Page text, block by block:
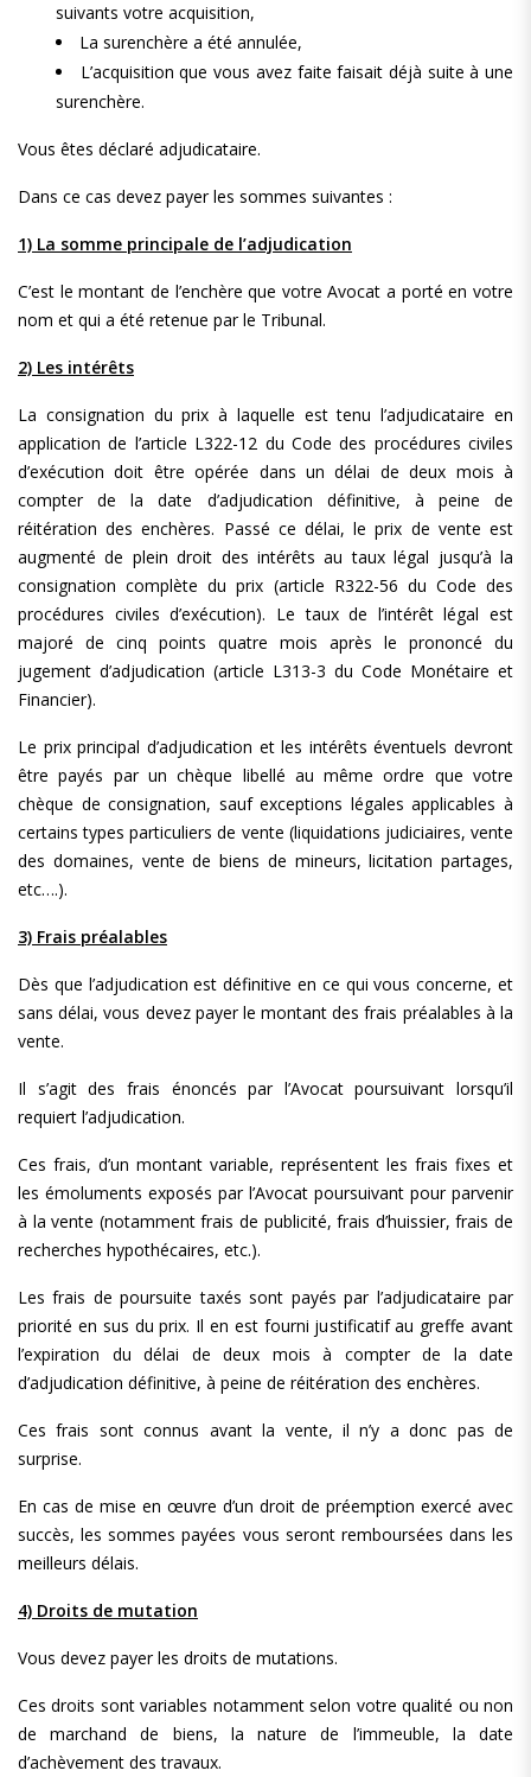
suivants votre acquisition,
La surenchère a été annulée,
L’acquisition que vous avez faite faisait déjà suite à une
surenchère.
Vous êtes déclaré adjudicataire.
Dans ce cas devez payer les sommes suivantes :
1) La somme principale de l’adjudication
C’est le montant de l’enchère que votre Avocat a porté en votre
nom et qui a été retenue par le Tribunal.
2) Les intérêts
La consignation du prix à laquelle est tenu l’adjudicataire en
application de l’article L322-12 du Code des procédures civiles
d’exécution doit être opérée dans un délai de deux mois à
compter de la date d’adjudication définitive, à peine de
réitération des enchères. Passé ce délai, le prix de vente est
augmenté de plein droit des intérêts au taux légal jusqu’à la
consignation complète du prix (article R322-56 du Code des
procédures civiles d’exécution). Le taux de l’intérêt légal est
majoré de cinq points quatre mois après le prononcé du
jugement d’adjudication (article L313-3 du Code Monétaire et
Financier).
Le prix principal d’adjudication et les intérêts éventuels devront
être payés par un chèque libellé au même ordre que votre
chèque de consignation, sauf exceptions légales applicables à
certains types particuliers de vente (liquidations judiciaires, vente
des domaines, vente de biens de mineurs, licitation partages,
etc….).
3) Frais préalables
Dès que l’adjudication est définitive en ce qui vous concerne, et
sans délai, vous devez payer le montant des frais préalables à la
vente.
Il s’agit des frais énoncés par l’Avocat poursuivant lorsqu’il
requiert l’adjudication.
Ces frais, d’un montant variable, représentent les frais fixes et
les émoluments exposés par l’Avocat poursuivant pour parvenir
à la vente (notamment frais de publicité, frais d’huissier, frais de
recherches hypothécaires, etc.).
Les frais de poursuite taxés sont payés par l’adjudicataire par
priorité en sus du prix. Il en est fourni justificatif au greffe avant
l’expiration du délai de deux mois à compter de la date
d’adjudication définitive, à peine de réitération des enchères.
Ces frais sont connus avant la vente, il n’y a donc pas de
surprise.
En cas de mise en œuvre d’un droit de préemption exercé avec
succès, les sommes payées vous seront remboursées dans les
meilleurs délais.
4) Droits de mutation
Vous devez payer les droits de mutations.
Ces droits sont variables notamment selon votre qualité ou non
de marchand de biens, la nature de l’immeuble, la date
d’achèvement des travaux.